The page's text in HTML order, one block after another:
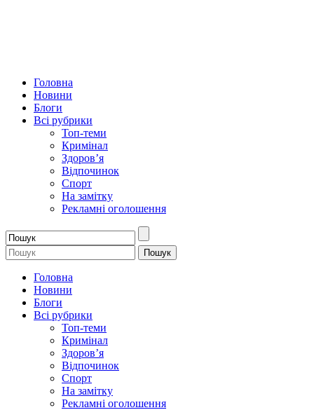
Головна
Новини
Блоги
Всі рубрики
Топ-теми
Кримінал
Здоров’я
Відпочинок
Спорт
На замітку
Рекламні оголошення
Головна
Новини
Блоги
Всі рубрики
Топ-теми
Кримінал
Здоров’я
Відпочинок
Спорт
На замітку
Рекламні оголошення